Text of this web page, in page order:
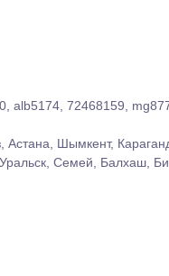
alb5174, 72468159,
Шымкент,
Семей, Балхаш,